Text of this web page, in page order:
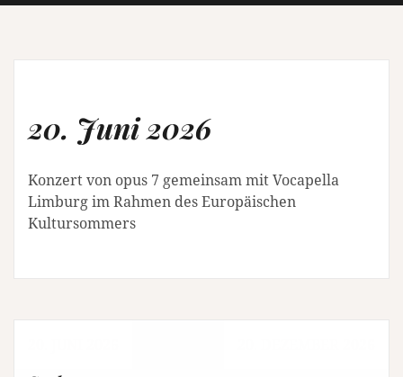
20. Juni 2026
Konzert von opus 7 gemeinsam mit Vocapella
Limburg im Rahmen des Europäischen
Kultursommers